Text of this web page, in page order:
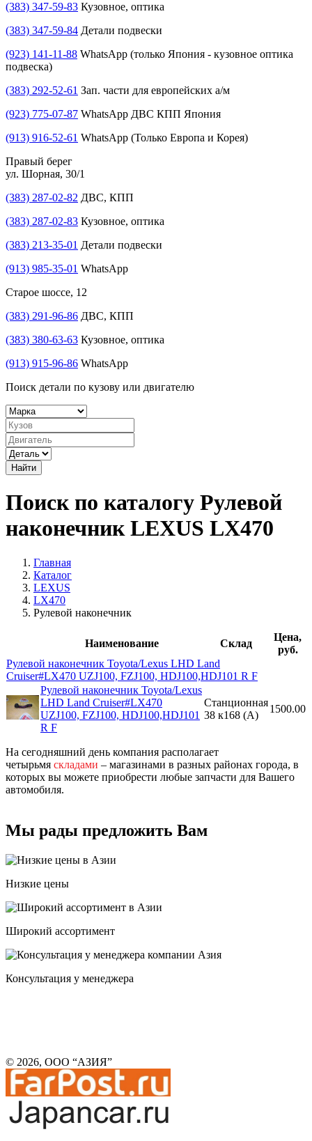
(383) 347-59-83 Кузовное, оптика
(383) 347-59-84 Детали подвески
(923) 141-11-88 WhatsApp (только Япония - кузовное оптика
подвеска)
(383) 292-52-61 Зап. части для европейских а/м
(923) 775-07-87 WhatsApp ДВС КПП Япония
(913) 916-52-61 WhatsApp (Только Европа и Корея)
Правый берег
ул. Шорная, 30/1
(383) 287-02-82 ДВС, КПП
(383) 287-02-83 Кузовное, оптика
(383) 213-35-01 Детали подвески
(913) 985-35-01 WhatsApp
Старое шоссе, 12
(383) 291-96-86 ДВС, КПП
(383) 380-63-63 Кузовное, оптика
(913) 915-96-86 WhatsApp
Поиск детали по кузову или двигателю
Найти
Поиск по каталогу Рулевой
наконечник LEXUS LX470
Главная
Каталог
LEXUS
LX470
Рулевой наконечник
Наименование Склад
Цена,
руб.
Рулевой наконечник Toyota/Lexus LHD Land
Cruiser#LX470 UZJ100, FZJ100, HDJ100,HDJ101 R F
Рулевой наконечник Toyota/Lexus
LHD Land Cruiser#LX470
UZJ100, FZJ100, HDJ100,HDJ101
R F
Станционная
38 к168 (A)
1500.00
На сегодняшний день компания располагает
четырьмя складами – магазинами в разных районах города, в
которых вы можете приобрести любые запчасти для Вашего
автомобиля.
Мы рады предложить Вам
Низкие цены
Широкий ассортимент
Консультация у менеджера
© 2026, ООО “АЗИЯ”